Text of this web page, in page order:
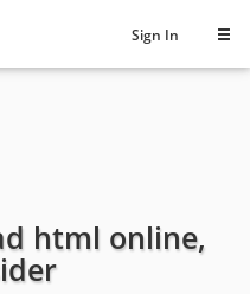
Sign In
html online,